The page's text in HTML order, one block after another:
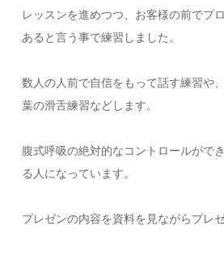
レッスンを進めつつ、お客様の前でプ
あると言う事で練習しました。
数人の人前で自信をもって話す練習や
葉の滑舌練習などします。
腹式呼吸の絶対的なコントロールがで
る人になっています。
プレゼンの内容を資料を見ながらプレ